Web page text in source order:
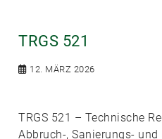
TRGS 521
12. MÄRZ 2026
TRGS 521 – Technische
Abbruch-, Sanierungs-